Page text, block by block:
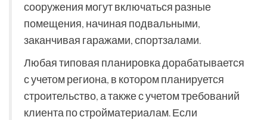
сооружения могут включаться разные
помещения, начиная подвальными,
заканчивая гаражами, спортзалами.
Любая типовая планировка дорабатывается
с учетом региона, в котором планируется
строительство, а также с учетом требований
клиента по стройматериалам. Если